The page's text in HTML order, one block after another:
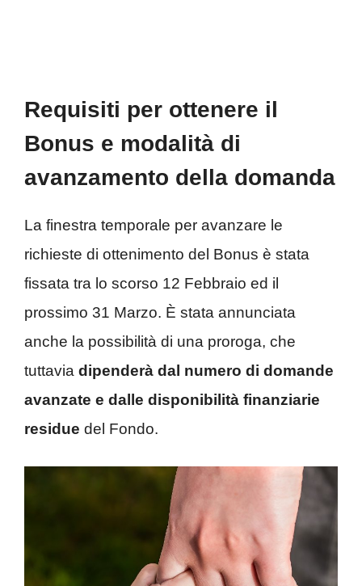
Requisiti per ottenere il
Bonus e modalità di
avanzamento della domanda
La finestra temporale per avanzare le
richieste di ottenimento del Bonus è stata
fissata tra lo scorso 12 Febbraio ed il
prossimo 31 Marzo. È stata annunciata
anche la possibilità di una proroga, che
tuttavia dipenderà dal numero di domande
avanzate e dalle disponibilità finanziarie
residue del Fondo.